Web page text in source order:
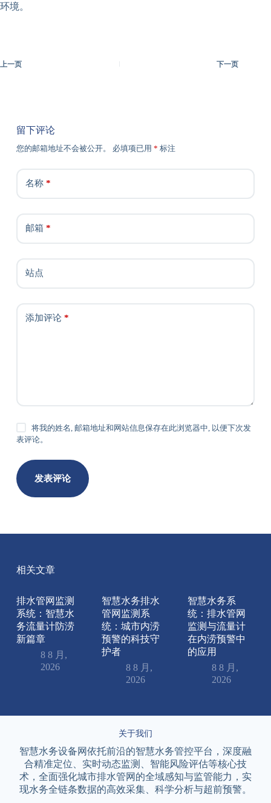
环境。
上一页 下一页
留下评论
您的邮箱地址不会被公开。 必填项已用 * 标注
名称*
邮箱 *
站点
添加评论*
将我的姓名, 邮箱地址和网站信息保存在此浏览器中, 以便下次发
表评论。
发表评论
相关文章
排水管网监测
系统：智慧水
务流量计防涝
新篇章
8 8 月,
2026
智慧水务排水
管网监测系
统：城市内涝
预警的科技守
护者
8 8 月,
2026
智慧水务系
统：排水管网
监测与流量计
在内涝预警中
的应用
8 8 月,
2026
关于我们
智慧水务设备网依托前沿的智慧水务管控平台，深度融
合精准定位、实时动态监测、智能风险评估等核心技
术，全面强化城市排水管网的全域感知与监管能力，实
现水务全链条数据的高效采集、科学分析与超前预警。